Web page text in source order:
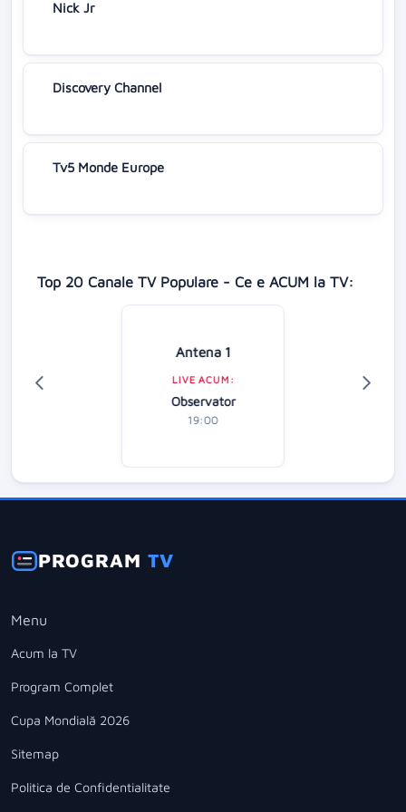
Nick Jr
Discovery Channel
Tv5 Monde Europe
Top 20 Canale TV Populare - Ce e ACUM la TV:
Antena 1
LIVE ACUM:
Observator
19:00
PROGRAMTV
Menu
Acum la TV
Program Complet
Cupa Mondială 2026
Sitemap
Politica de Confidentialitate